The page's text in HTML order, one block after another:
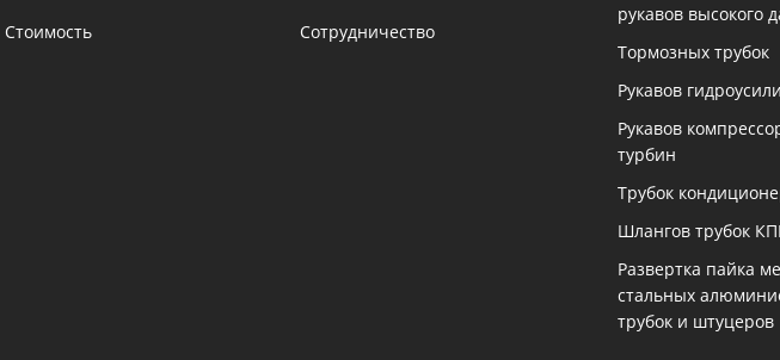
Стоимость Сотрудничество
рукавов высокого
Тормозных трубок
Рукавов
Рукавов
турбин
Трубок
Шлангов трубок
Развертка пайка
стальных
трубок и штуцеров